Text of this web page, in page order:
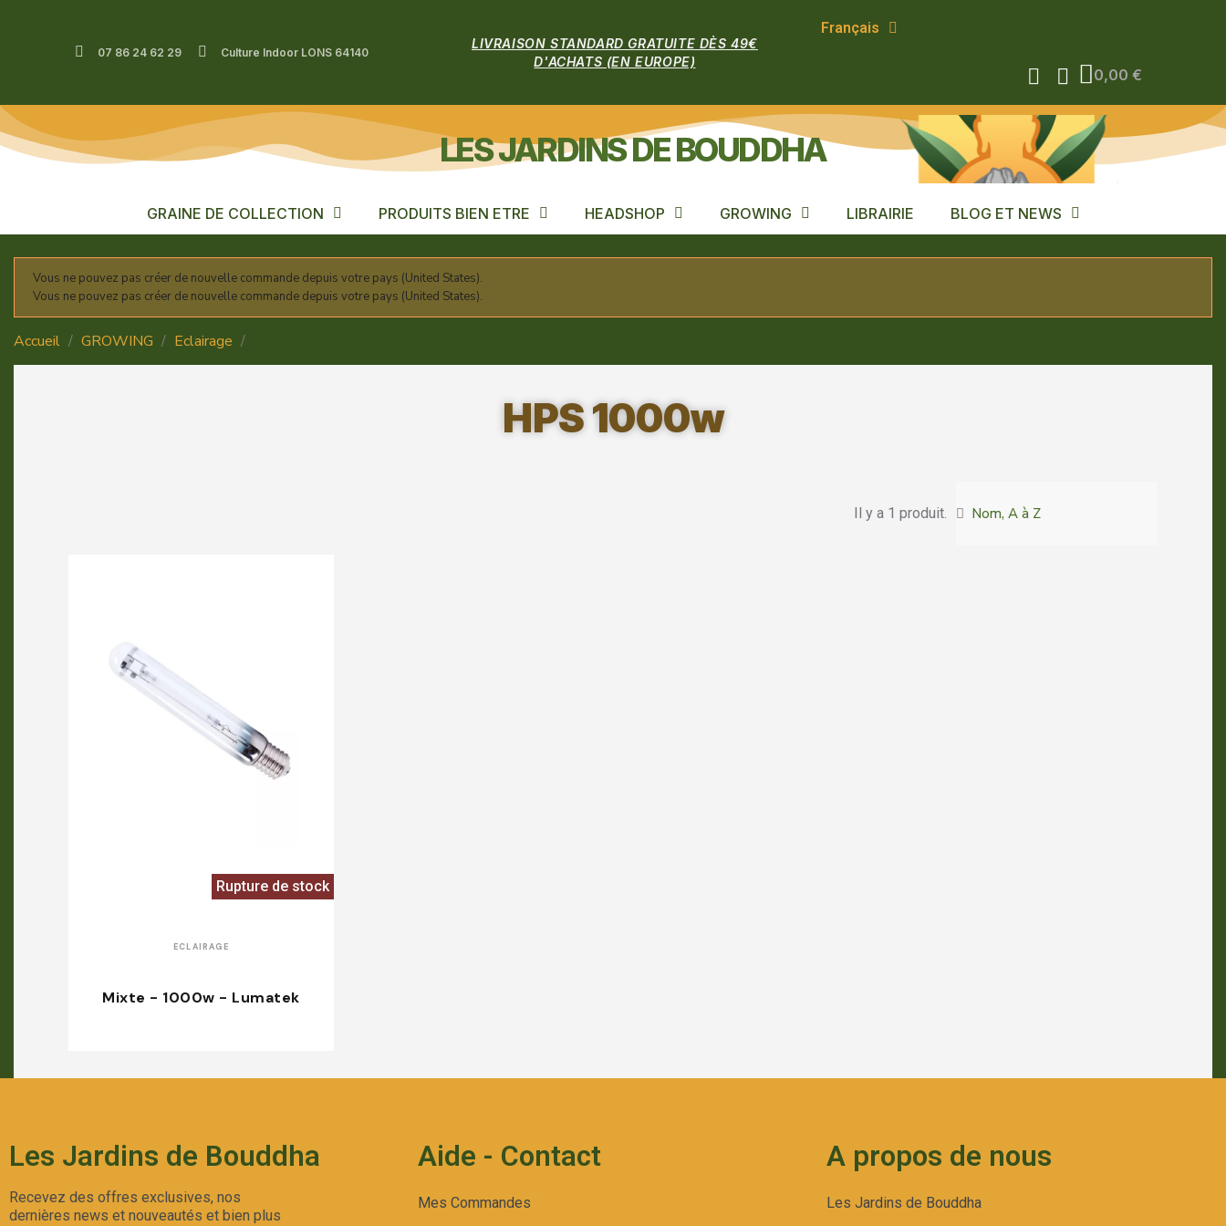
07 86 24 62 29 Culture Indoor LONS 64140
LIVRAISON STANDARD GRATUITE DÈS 49€
D'ACHATS (EN EUROPE)
Français
0,00 €
LES JARDINS DE BOUDDHA
GRAINE DE COLLECTION PRODUITS BIEN ETRE HEADSHOP GROWING LIBRAIRIE BLOG ET NEWS
Vous ne pouvez pas créer de nouvelle commande depuis votre pays (United States).
Vous ne pouvez pas créer de nouvelle commande depuis votre pays (United States).
Accueil GROWING Eclairage
HPS 1000w
Il y a 1 produit.
Rupture de stock
APERÇU RAPIDE
ECLAIRAGE
Mixte - 1000w - Lumatek
Les Jardins de Bouddha
Recevez des offres exclusives, nos
dernières news et nouveautés et bien plus
Aide - Contact
Mes Commandes
A propos de nous
Les Jardins de Bouddha